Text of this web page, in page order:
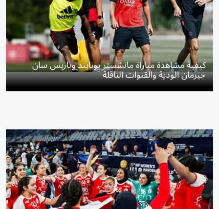
كيفية مشاهدة مباراة مانشستر يونايتد وباريس سان
جيرمان الودية والقنوات الناقلة